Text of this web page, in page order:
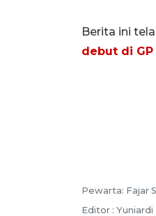
Berita ini
debut di GP
Pewarta: Fajar
Editor : Yuniardi